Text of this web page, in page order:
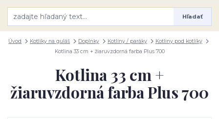
Hľadať
Úvod Kotlíky na guláš Doplnky Kotliny / paráky
Kotliny pod kotlíky
Kotlina 33 cm + žiaruvzdorná farba Plus 700
Kotlina 33 cm +
žiaruvzdorná farba Plus 700